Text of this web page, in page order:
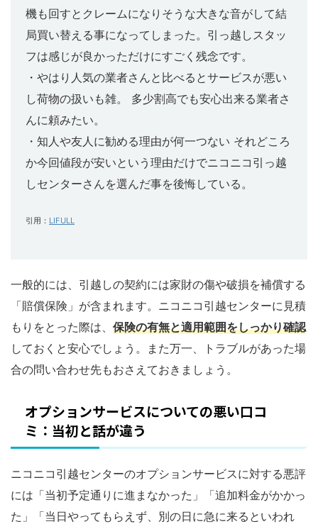
機も回すとクレームになりそうな大きな音がして結
局買い替える事になってしまった。引っ越しスタッ
フは感じが良かっただけにすごく残念です。
・やはり人気の業者さんと比べるとサービスが悪い
し荷物の扱いも雑。 多少割高でも安心出来る業者さ
んに頼みたい。
・知人や友人に勧める理由が何一つない それどころ
か今回値段が安いという理由だけでニコニコ引っ越
しセンターさんを選んだ事を後悔している。
引用： LIFULL
一般的には、引越しの契約には家財の傷や破損を補償する
「賠償保険」が含まれます。ニコニコ引越センターに見積
もりをとった際は、 保険の有無と適用範囲をしっかり確認
しておくと安心でしょう。また万一、トラブルがあった場
合の問い合わせ先もおさえておきましょう。
オプションサービスについての悪い口コ
ミ：当初と話が違う
ニコニコ引越センターのオプションサービスに対する悪評
には「当初予定通りに進まなかった」「追加料金がかかっ
た」「当日やってもらえず、別の日に急に来るといわれ